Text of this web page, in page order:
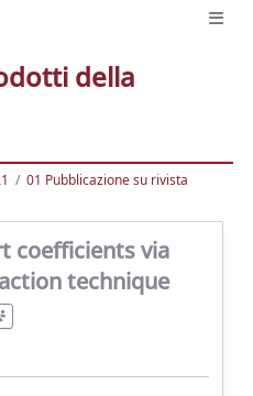
della
01 Pubblicazione su rivista
coefficients via
technique